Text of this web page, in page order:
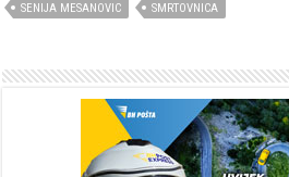
SENIJA MESANOVIC
SMRTOVNICA